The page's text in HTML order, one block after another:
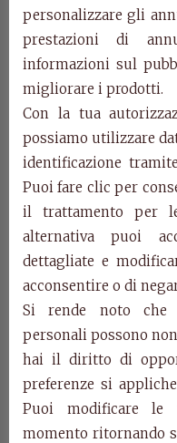
Art. F23/
Art. F23/I7S
Sideboard 3 large,
notched shoulder.
cm. w.215 d.54 h. 125
Categories: Products
Related
personalizzare gli
prestazioni di
informazioni sul
migliorare i prodotti.
Con la tua
possiamo utilizzare
identificazione
Puoi fare clic per
il trattamento per
alternativa puoi
dettagliate e
acconsentire o di
Si rende noto che
personali possono
hai il diritto di
preferenze si
Puoi modificare le
momento ritornando